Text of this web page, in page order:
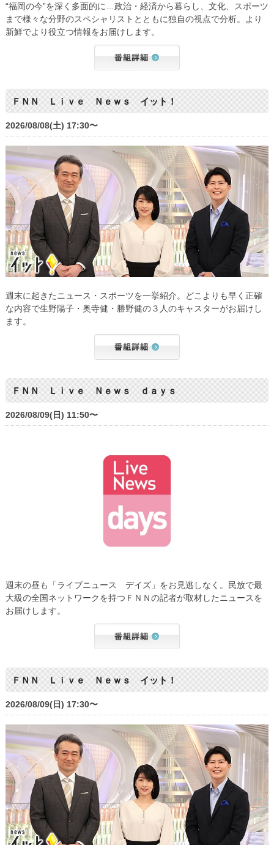
“福岡の今”を深く多面的に…政治・経済から暮らし、文化、スポーツ
まで様々な分野のスペシャリストとともに独自の視点で分析。より
新鮮でより役立つ情報をお届けします。
ＦＮＮ Ｌｉｖｅ Ｎｅｗｓ イット！
2026/08/08(土) 17:30〜
週末に起きたニュース・スポーツを一挙紹介。どこよりも早く正確
な内容で生野陽子・奥寺健・勝野健の３人のキャスターがお届けし
ます。
ＦＮＮ Ｌｉｖｅ Ｎｅｗｓ ｄａｙｓ
2026/08/09(日) 11:50〜
週末の昼も「ライブニュース デイズ」をお見逃しなく。民放で最
大級の全国ネットワークを持つＦＮＮの記者が取材したニュースを
お届けします。
ＦＮＮ Ｌｉｖｅ Ｎｅｗｓ イット！
2026/08/09(日) 17:30〜